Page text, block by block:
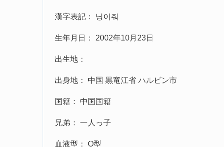
漢字表記： 닝이줘
生年月日： 2002年10月23日
出生地：
出身地： 中国 黒竜江省 ハルビン市
国籍： 中国国籍
兄弟： 一人っ子
血液型： O型